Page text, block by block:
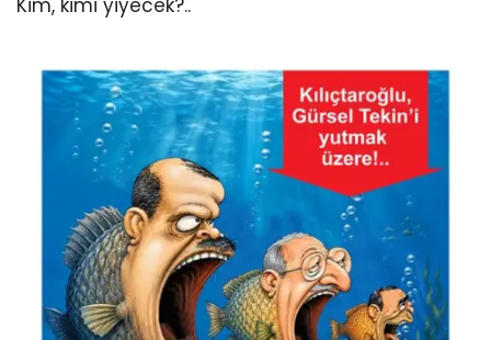
Kim, kimi yiyecek?..